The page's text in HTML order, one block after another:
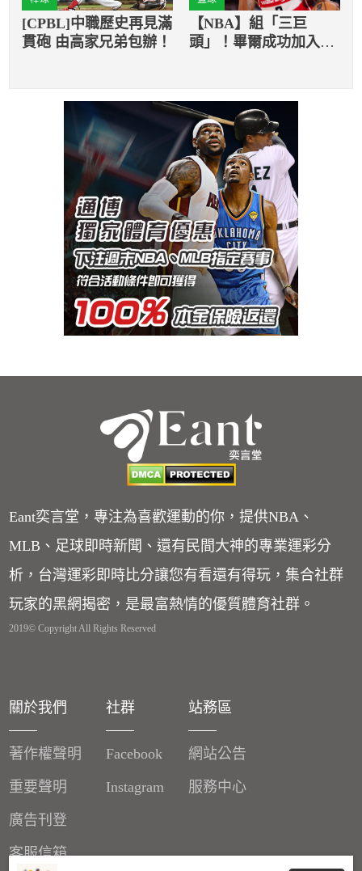
[CPBL]中職歷史再見滿
貫砲 由高家兄弟包辦！
【NBA】組「三巨
頭」！畢爾成功加入太
Eant奕言堂，專注為喜歡運動的你，提供NBA、
MLB、足球即時新聞、還有民間大神的專業運彩分
析，台灣運彩即時比分讓您有看還有得玩，集合社群
玩家的黑網揭密，是最富熱情的優質體育社群。
2019© Copyright All Rights Reserved
關於我們
著作權聲明
重要聲明
廣告刊登
客服信箱
社群
Facebook
Instagram
站務區
網站公告
服務中心